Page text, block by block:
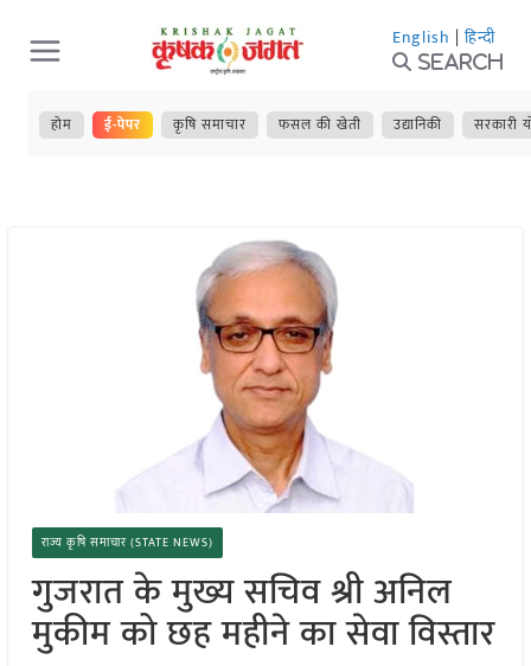
Skip
to
content
English | हिन्दी
Search
होम ई-पेपर कृषि समाचार फसल की खेती उद्यानिकी सरकारी
राज्य कृषि समाचार (STATE NEWS)
गुजरात के मुख्य सचिव श्री अनिल
मुकीम को छह महीने का सेवा विस्तार